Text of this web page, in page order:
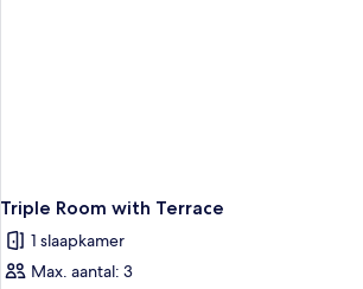
Triple Room with Terrace
1 slaapkamer
Max. aantal: 3